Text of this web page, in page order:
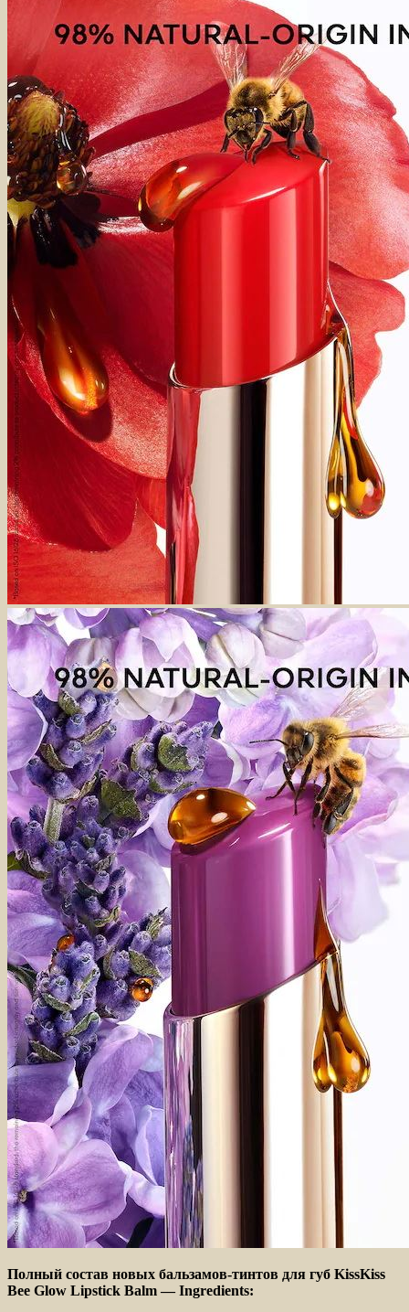
Полный состав новых бальзамов-тинтов для губ KissKiss
Bee Glow Lipstick Balm — Ingredients: